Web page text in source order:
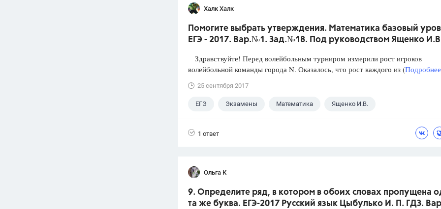
Халк Халк
Помогите выбрать утверждения. Математика базовый
ЕГЭ - 2017. Вар.№1. Зад.№18. Под руководством Ященко
Здравствуйте! Перед волейбольным турниром измерили рост игроков
волейбольной команды города N. Оказалось, что рост каждого из (
25 сентября 2017
ЕГЭ Экзамены Математика Ященко И.В.
1 ответ
Ольга К
9. Определите ряд, в котором в обоих словах пропущена
та же буква. ЕГЭ-2017 Русский язык Цыбулько И. П. ГДЗ.